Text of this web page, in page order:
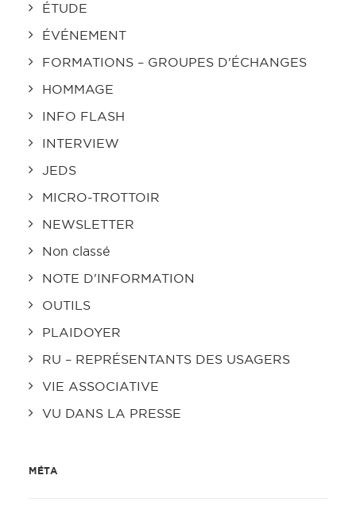
ÉTUDE
ÉVÉNEMENT
FORMATIONS – GROUPES D'ÉCHANGES
HOMMAGE
INFO FLASH
INTERVIEW
JEDS
MICRO-TROTTOIR
NEWSLETTER
Non classé
NOTE D'INFORMATION
OUTILS
PLAIDOYER
RU – REPRÉSENTANTS DES USAGERS
VIE ASSOCIATIVE
VU DANS LA PRESSE
MÉTA